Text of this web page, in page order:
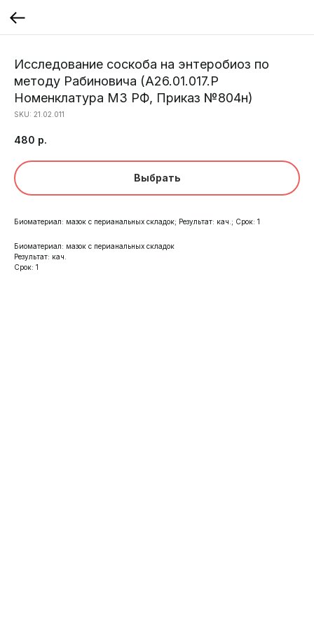
Исследование соскоба на энтеробиоз по
методу Рабиновича (A26.01.017.Р
Номенклатура МЗ РФ, Приказ №804н)
SKU: 21.02.011
480 р.
Выбрать
Биоматериал: мазок с перианальных складок; Результат: кач.; Срок: 1
Биоматериал: мазок с перианальных складок
Результат: кач.
Срок: 1